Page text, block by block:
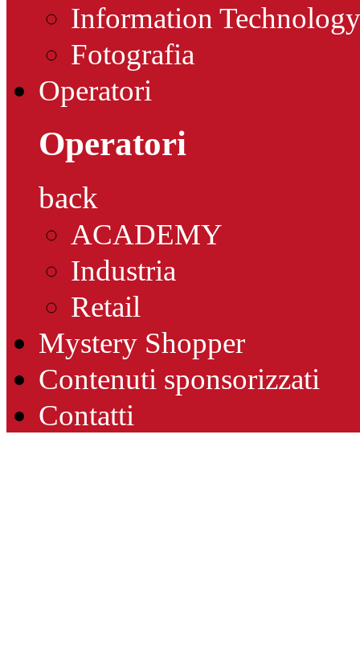
Information Technology
Fotografia
Operatori
Operatori
back
ACADEMY
Industria
Retail
Mystery Shopper
Contenuti sponsorizzati
Contatti